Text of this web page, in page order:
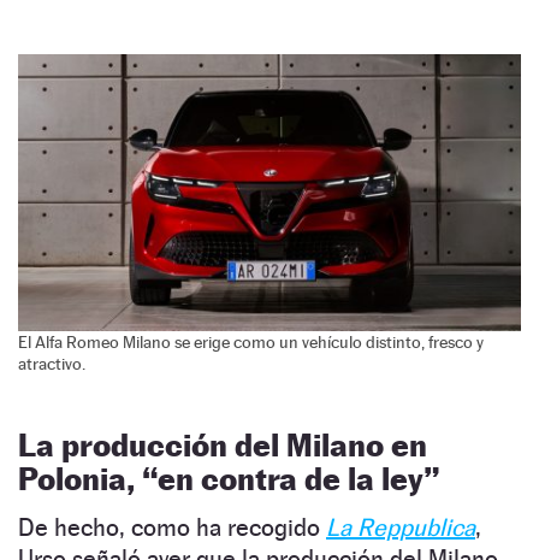
El Alfa Romeo Milano se erige como un vehículo distinto, fresco y
atractivo.
La producción del Milano en
Polonia, “en contra de la ley”
De hecho, como ha recogido La Reppublica,